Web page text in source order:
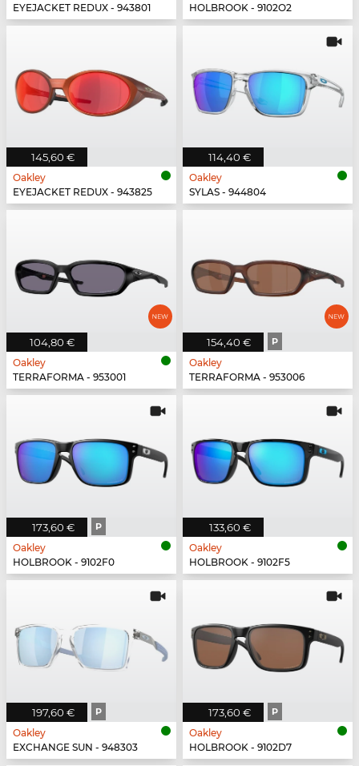
EYEJACKET REDUX - 943801
HOLBROOK - 9102O2
145,60 €
Oakley
EYEJACKET REDUX - 943825
114,40 €
Oakley
SYLAS - 944804
104,80 €
Oakley
TERRAFORMA - 953001
154,40 € P
Oakley
TERRAFORMA - 953006
173,60 € P
Oakley
HOLBROOK - 9102F0
133,60 €
Oakley
HOLBROOK - 9102F5
197,60 € P
Oakley
EXCHANGE SUN - 948303
173,60 € P
Oakley
HOLBROOK - 9102D7